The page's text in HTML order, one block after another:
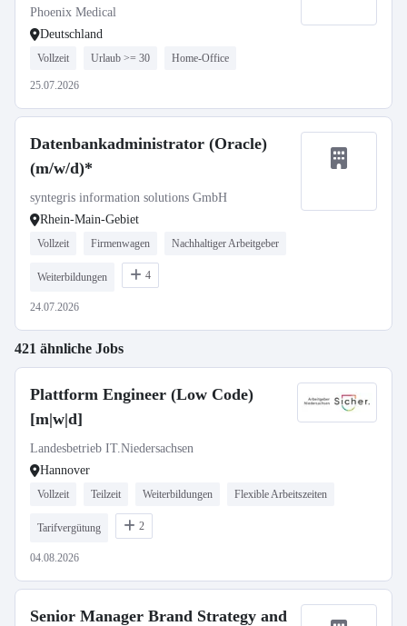
Phoenix Medical
Deutschland
Vollzeit Urlaub >= 30 Home-Office
25.07.2026
Datenbankadministrator (Oracle)
(m/w/d)*
syntegris information solutions GmbH
Rhein-Main-Gebiet
Vollzeit Firmenwagen Nachhaltiger Arbeitgeber
Weiterbildungen 4
24.07.2026
421 ähnliche Jobs
Plattform Engineer (Low Code)
[m|w|d]
Landesbetrieb IT.Niedersachsen
Hannover
Vollzeit Teilzeit Weiterbildungen Flexible Arbeitszeiten
Tarifvergütung 2
04.08.2026
Senior Manager Brand Strategy and